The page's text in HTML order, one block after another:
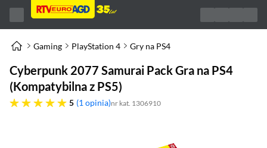
Gaming PlayStation 4 Gry na PS4
Cyberpunk 2077 Samurai Pack Gra na PS4
(Kompatybilna z PS5)
5
pięć gwiazdek 1 opinia nr kat. 1306910